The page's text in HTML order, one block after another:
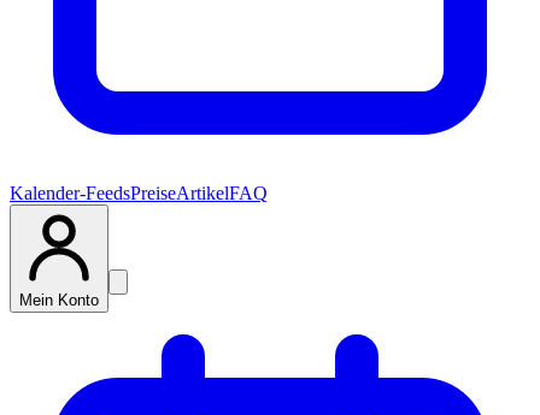
Kalender-FeedsPreiseArtikelFAQ
Mein Konto